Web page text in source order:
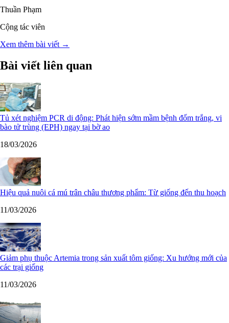
Thuần Phạm
Cộng tác viên
Xem thêm bài viết →
Bài viết liên quan
Tủ xét nghiệm PCR di động: Phát hiện sớm mầm bệnh đốm trắng, vi
bào tử trùng (EPH) ngay tại bờ ao
18/03/2026
Hiệu quả nuôi cá mú trân châu thương phẩm: Từ giống đến thu hoạch
11/03/2026
Giảm phụ thuộc Artemia trong sản xuất tôm giống: Xu hướng mới của
các trại giống
11/03/2026